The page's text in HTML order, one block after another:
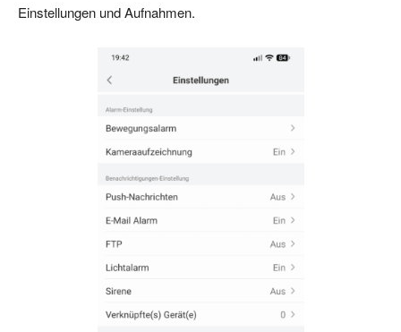
Einstellungen und Aufnahmen.